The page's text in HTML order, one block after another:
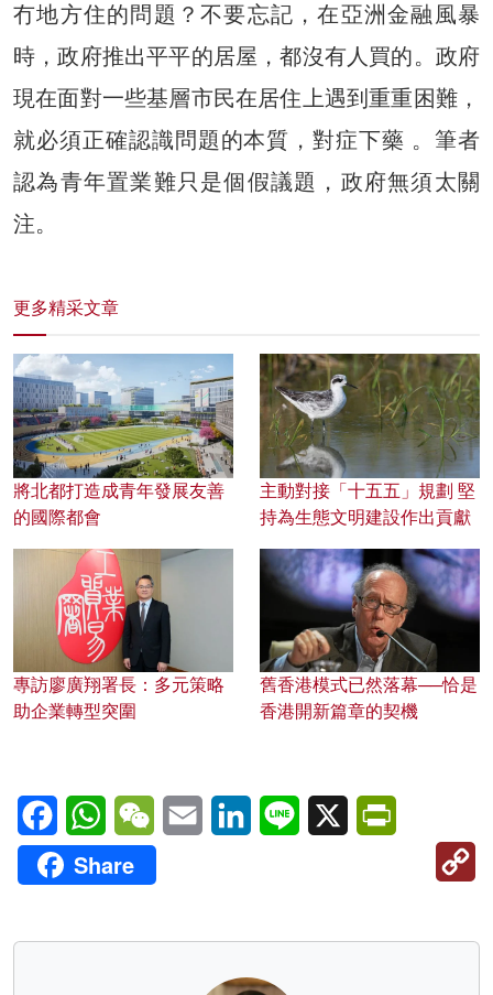
冇地方住的問題？不要忘記，在亞洲金融風暴
時，政府推出平平的居屋，都沒有人買的。政府
現在面對一些基層市民在居住上遇到重重困難，
就必須正確認識問題的本質，對症下藥 。筆者
認為青年置業難只是個假議題，政府無須太關
注。
更多精采文章
將北都打造成青年發展友善
的國際都會
主動對接「十五五」規劃 堅
持為生態文明建設作出貢獻
專訪廖廣翔署長：多元策略
助企業轉型突圍
舊香港模式已然落幕──恰是
香港開新篇章的契機
FacebookWhatsAppWeChatEmail LinkedInLine X
Share